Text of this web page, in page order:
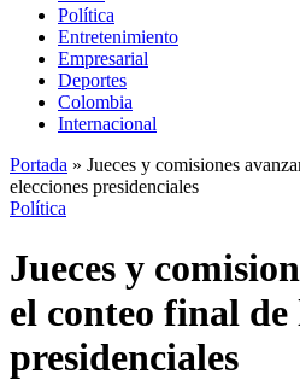
Política
Entretenimiento
Empresarial
Deportes
Colombia
Internacional
Portada » Jueces y comisiones
elecciones presidenciales
Política
Jueces y
el conteo final de
presidenciales